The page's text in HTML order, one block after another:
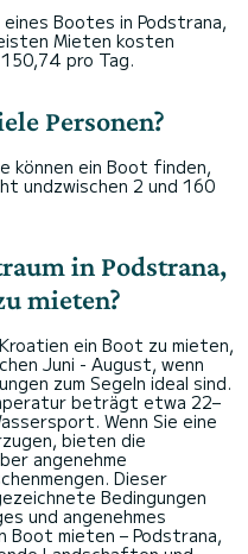
Bootes in Podstrana,
Mieten kosten
pro Tag.
Personen?
können ein Boot finden,
undzwischen 2 und 160
in Podstrana,
mieten?
ein Boot zu mieten,
Juni - August, wenn
zum Segeln ideal sind.
beträgt etwa 22–
Wenn Sie eine
bieten die
angenehme
Dieser
Bedingungen
und angenehmes
Boot mieten – Podstrana,